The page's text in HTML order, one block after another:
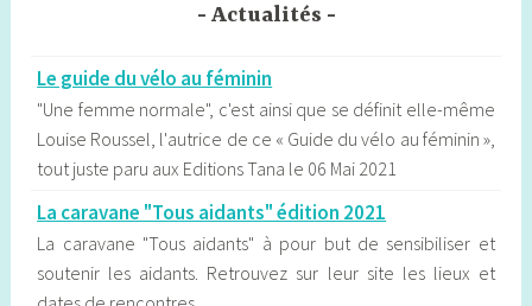
Actualités
Le guide du vélo au féminin
"Une femme normale", c'est ainsi que se définit elle-même
Louise Roussel, l'autrice de ce « Guide du vélo au féminin »,
tout juste paru aux Editions Tana le 06 Mai 2021
La caravane "Tous aidants" édition 2021
La caravane "Tous aidants" à pour but de sensibiliser et
soutenir les aidants. Retrouvez sur leur site les lieux et